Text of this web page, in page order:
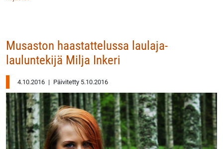
Musaston haastattelussa laulaja-
lauluntekijä Milja Inkeri
4.10.2016 | Päivitetty 5.10.2016